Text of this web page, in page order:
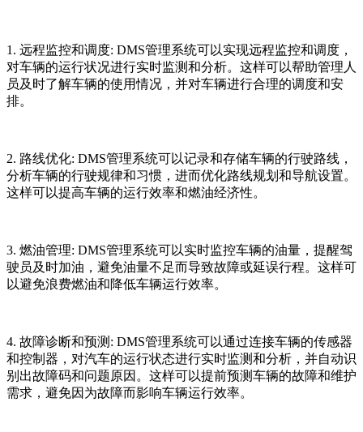
1. 远程监控和调度: DMS管理系统可以实现远程监控和调度，
对车辆的运行状况进行实时监测和分析。这样可以帮助管理人
员及时了解车辆的使用情况，并对车辆进行合理的调度和安
排。
2. 路线优化: DMS管理系统可以记录和存储车辆的行驶路线，
分析车辆的行驶规律和习惯，进而优化路线规划和导航设置。
这样可以提高车辆的运行效率和燃油经济性。
3. 燃油管理: DMS管理系统可以实时监控车辆的油量，提醒驾
驶员及时加油，避免油量不足而导致故障或延误行程。这样可
以避免浪费燃油和降低车辆运行效率。
4. 故障诊断和预测: DMS管理系统可以通过连接车辆的传感器
和控制器，对汽车的运行状态进行实时监测和分析，并自动识
别出故障码和问题原因。这样可以提前预测车辆的故障和维护
需求，避免因为故障而影响车辆运行效率。